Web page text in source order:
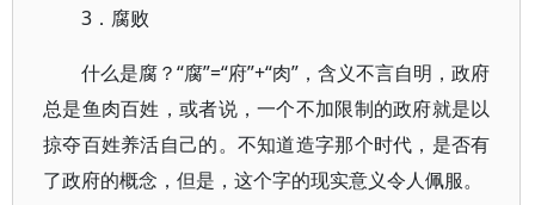
3．腐败
什么是腐？“腐”=“府”+“肉”，含义不言自明，政府
总是鱼肉百姓，或者说，一个不加限制的政府就是以
掠夺百姓养活自己的。不知道造字那个时代，是否有
了政府的概念，但是，这个字的现实意义令人佩服。